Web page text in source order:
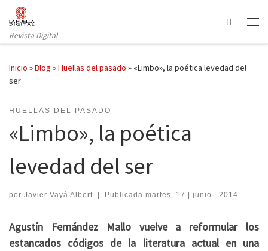
Saltar al contenido
Revista Digital
Search
Inicio »Blog »Huellas del pasado » «Limbo», la poética levedad del
ser
HUELLAS DEL PASADO
«Limbo», la poética
levedad del ser
por Javier Vayá Albert | Publicada martes, 17 | junio | 2014
Agustín Fernández Mallo vuelve a reformular los
estancados códigos de la literatura actual en una